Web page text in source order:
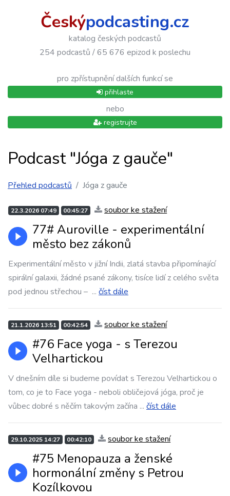
Českýpodcasting.cz
katalog českých podcastů
254 podcastů / 65 676 epizod k poslechu
pro zpřístupnění dalších funkcí se
přihlaste
nebo
registrujte
Podcast "Jóga z gauče"
Přehled podcastů Jóga z gauče
22.3.2026 07:49 00:45:27 soubor ke stažení
77# Auroville - experimentální
město bez zákonů
Experimentální město v jižní Indii, zlatá stavba připomínající
spirální galaxii, žádné psané zákony, tisíce lidí z celého světa
pod jednou střechou – ... číst dále
21.1.2026 13:51 00:42:54 soubor ke stažení
#76 Face yoga - s Terezou
Velhartickou
V dnešním díle si budeme povídat s Terezou Velhartickou o
tom, co je to Face yoga - neboli obličejová jóga, proč je
vůbec dobré s něčím takovým začína ... číst dále
29.10.2025 14:27 00:42:10 soubor ke stažení
#75 Menopauza a ženské
hormonální změny s Petrou
Kozílkovou